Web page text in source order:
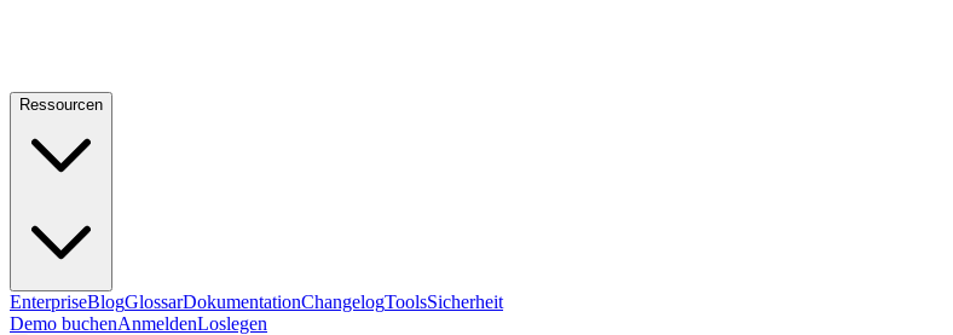
Ressourcen
EnterpriseBlogGlossarDokumentationChangelogToolsSicherheit
Demo buchenAnmeldenLoslegen